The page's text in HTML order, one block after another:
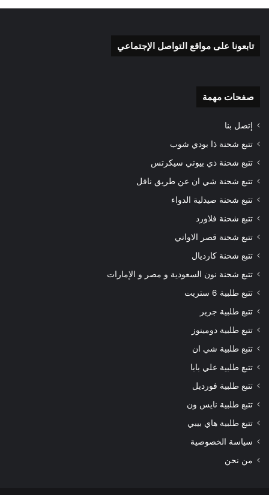
تابعونا على مواقع التواصل الإجتماعي
صفحات مهمة
إتصل بنا
تتبع شحنة ذا بودي شوب
تتبع شحنة ذي بيوتي سيكرتس
تتبع شحنة شي ان عن طريق ناقل
تتبع شحنة صيدلية الدواء
تتبع شحنة فلاورد
تتبع شحنة قصر الاواني
تتبع شحنة كارديال
تتبع شحنة نون السعودية و مصر و الإمارات
تتبع طلبية 6 ستريت
تتبع طلبية جرير
تتبع طلبية دومينوز
تتبع طلبية شي ان
تتبع طلبية علي بابا
تتبع طلبية فورديل
تتبع طلبية نايس ون
تتبع طلبية هاي بيبي
سياسة الخصوصية
من نحن